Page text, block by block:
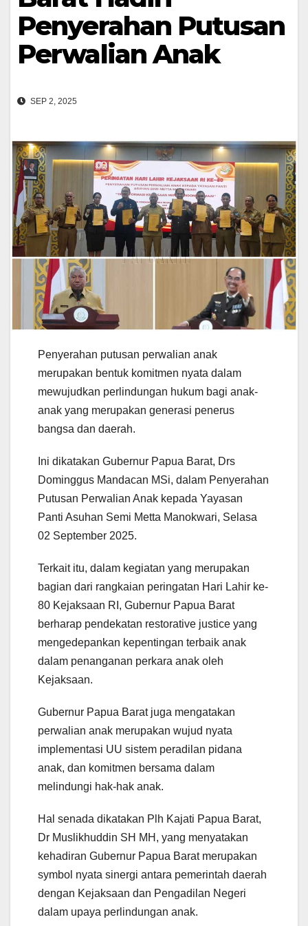
Penyerahan Putusan
Perwalian Anak
SEP 2, 2025
Penyerahan putusan perwalian anak
merupakan bentuk komitmen nyata dalam
mewujudkan perlindungan hukum bagi anak-
anak yang merupakan generasi penerus
bangsa dan daerah.
Ini dikatakan Gubernur Papua Barat, Drs
Dominggus Mandacan MSi, dalam Penyerahan
Putusan Perwalian Anak kepada Yayasan
Panti Asuhan Semi Metta Manokwari, Selasa
02 September 2025.
Terkait itu, dalam kegiatan yang merupakan
bagian dari rangkaian peringatan Hari Lahir ke-
80 Kejaksaan RI, Gubernur Papua Barat
berharap pendekatan restorative justice yang
mengedepankan kepentingan terbaik anak
dalam penanganan perkara anak oleh
Kejaksaan.
Gubernur Papua Barat juga mengatakan
perwalian anak merupakan wujud nyata
implementasi UU sistem peradilan pidana
anak, dan komitmen bersama dalam
melindungi hak-hak anak.
Hal senada dikatakan Plh Kajati Papua Barat,
Dr Muslikhuddin SH MH, yang menyatakan
kehadiran Gubernur Papua Barat merupakan
symbol nyata sinergi antara pemerintah daerah
dengan Kejaksaan dan Pengadilan Negeri
dalam upaya perlindungan anak.